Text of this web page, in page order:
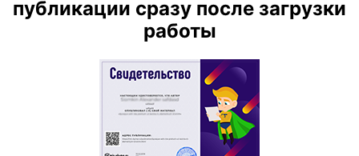
публикации сразу после загрузки
работы